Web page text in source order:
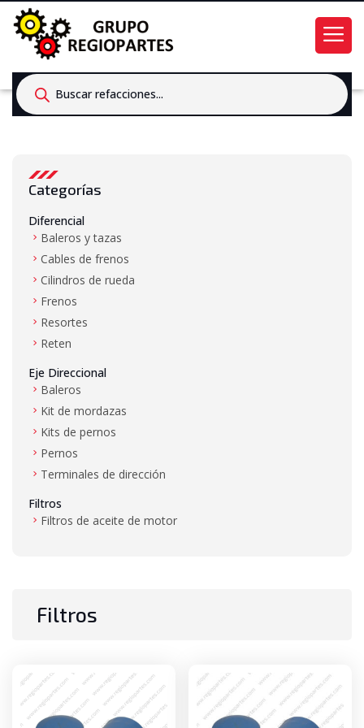
Products
search
Categorías
Diferencial
Baleros y tazas
Cables de frenos
Cilindros de rueda
Frenos
Resortes
Reten
Eje Direccional
Baleros
Kit de mordazas
Kits de pernos
Pernos
Terminales de dirección
Filtros
Filtros de aceite de motor
Filtros de transmisión
Mástil
Baleros de mástil
Bujes
Filtros